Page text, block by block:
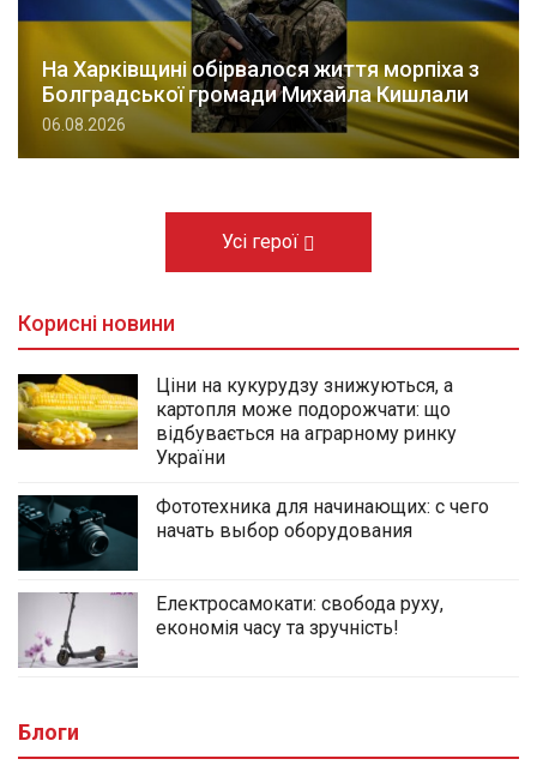
На Харківщині обірвалося життя морпіха з
Болградської громади Михайла Кишлали
06.08.2026
Усі герої
Корисні новини
Ціни на кукурудзу знижуються, а
картопля може подорожчати: що
відбувається на аграрному ринку
України
Фототехника для начинающих: с чего
начать выбор оборудования
Електросамокати: свобода руху,
економія часу та зручність!
Блоги